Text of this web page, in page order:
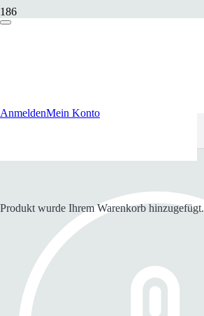
AnmeldenMein Konto
Produkt wurde Ihrem Warenkorb hinzugefügt.